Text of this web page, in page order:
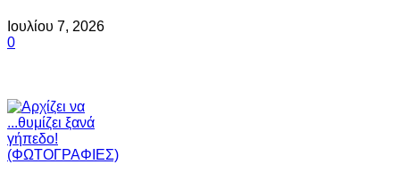
Ιουλίου 7, 2026
0